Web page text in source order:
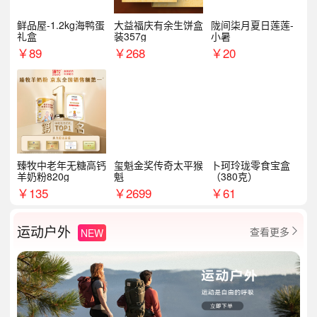
鲜品屋-1.2kg海鸭蛋
礼盒
￥89
大益福庆有余生饼盒
装357g
￥268
陇间柒月夏日莲莲-
小暑
￥20
臻牧中老年无糖高钙
羊奶粉820g
￥135
玺魁金奖传奇太平猴
魁
￥2699
卜珂玲珑零食宝盒
（380克）
￥61
运动户外 NEW 查看更多 